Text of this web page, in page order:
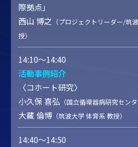
際拠点」
西山 博之 （プロジェクトリーダー/筑
授）
14:10～14:40
活動事例紹介
〈コホート研究〉
小久保 喜弘 （国立循環器病研究セン
大藏 倫博 （筑波大学 体育系 教授）
14:40～14:50